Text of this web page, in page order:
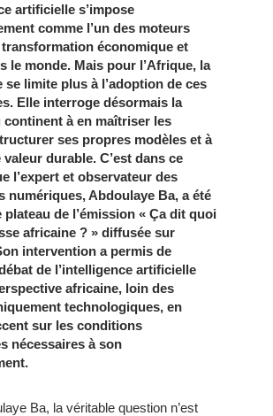
artificielle s’impose
comme l’un des moteurs
économique et
le monde. Mais pour l’Afrique, la
se limite plus à l’adoption de ces
Elle interroge désormais la
continent à en maîtriser les
ses propres modèles et à
durable. C’est dans ce
l’expert et observateur des
numériques, Abdoulaye Ba, a été
de l’émission « Ça dit quoi
africaine ? » diffusée sur
intervention a permis de
de l’intelligence artificielle
africaine, loin des
technologiques, en
sur les conditions
nécessaires à son
Ba, la véritable question n’est